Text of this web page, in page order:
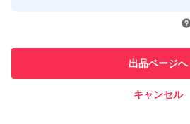
引を
での取
出品ページへ
キャンセル